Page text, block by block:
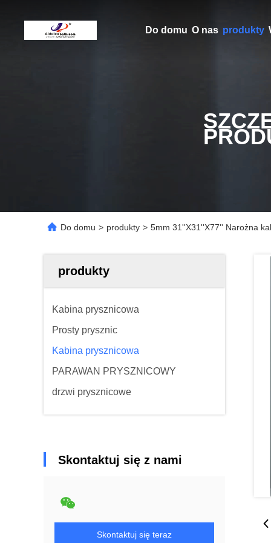
Do domu O nas produkty
Do domu > produkty > 5mm 31''X31''X77'' Narożna
produkty
Kabina prysznicowa
Prosty prysznic
Kabina prysznicowa
PARAWAN PRYSZNICOWY
drzwi prysznicowe
Skontaktuj się z nami
Skontaktuj się teraz